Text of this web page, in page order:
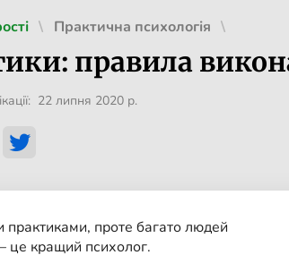
Практична психологія
правила
22 липня 2020 р.
проте багато людей
це кращий психолог.